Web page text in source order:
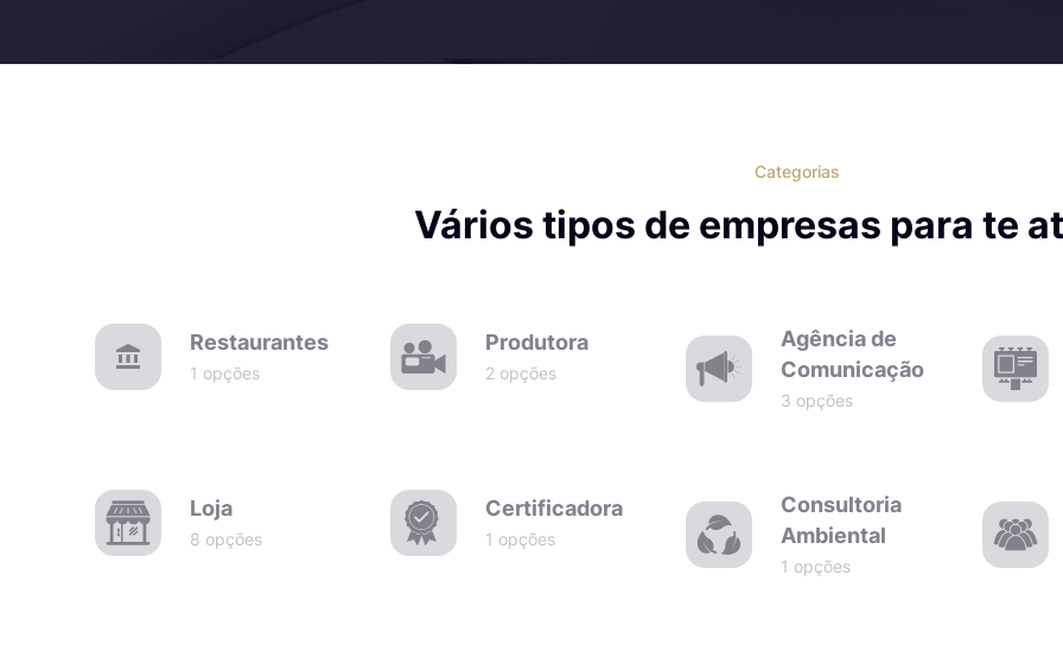
Categorias
Vários tipos de empresas para te
Restaurantes
1 opções
Produtora
2 opções
Agência de
Comunicação
3 opções
Loja
8 opções
Certificadora
1 opções
Consultoria
Ambiental
1 opções